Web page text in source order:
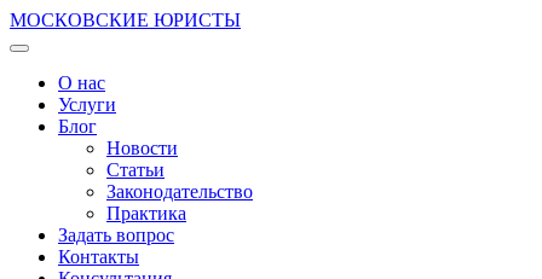
МОСКОВСКИЕ ЮРИСТЫ
О нас
Услуги
Блог
Новости
Статьи
Законодательство
Практика
Задать вопрос
Контакты